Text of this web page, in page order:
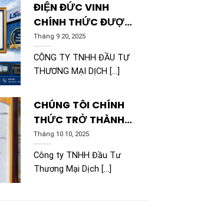
ĐIỆN ĐỨC VINH
CHÍNH THỨC ĐƯỢC
CHỨNG NHẬN LÀ ĐẠI
LÝ PHÂN PHỐI SẢN
PHẨM LS ELECTRIC
Tháng 9 20, 2025
CÔNG TY TNHH ĐẦU TƯ
THƯƠNG MẠI DỊCH [...]
CHÚNG TÔI CHÍNH
THỨC TRỞ THÀNH
ĐẠI LÝ PHÂN PHỐI
CHÍNH THỨC CỦA
PARAGON
Tháng 10 10, 2025
Công ty TNHH Đầu Tư
Thương Mại Dịch [...]